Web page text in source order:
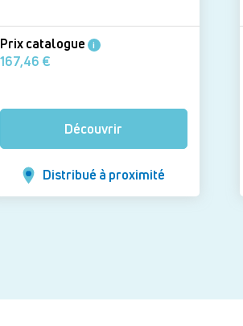
Prix catalogue i
167,46 €
Découvrir
Distribué à proximité